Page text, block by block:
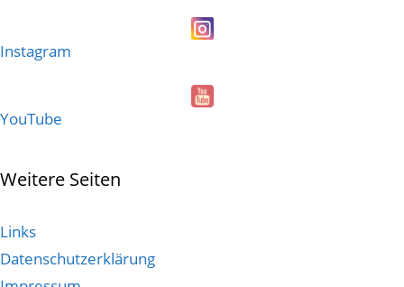
Instagram
YouTube
Weitere Seiten
Links
Datenschutzerklärung